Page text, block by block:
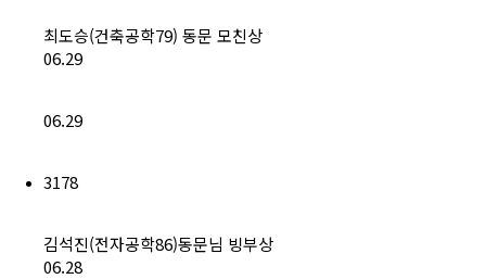
최도승(건축공학79) 동문 모친상
06.29
06.29
3178
김석진(전자공학86)동문님 빙부상
06.28